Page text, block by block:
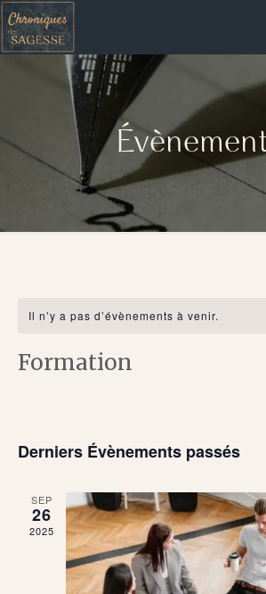
Il n’y a pas d’évènements à venir.
Formation
Derniers Évènements passés
SEP
26
2025